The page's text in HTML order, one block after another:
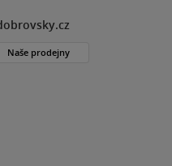
Naše prodejny